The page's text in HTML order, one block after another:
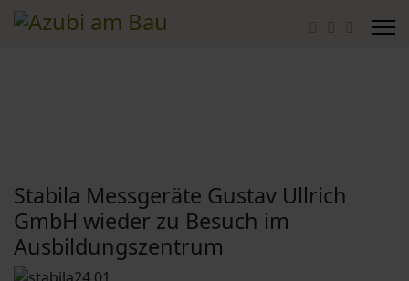
Stabila Messgeräte Gustav Ullrich
GmbH wieder zu Besuch im
Ausbildungszentrum